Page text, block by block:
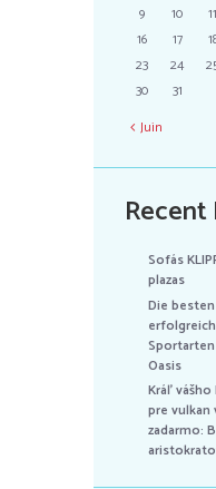
9
10 11
16
17
23
24
30
31
Juin
Recent
Sofás
plazas
Die
Oasis
Kráľ
pre vulkan
zadarmo: